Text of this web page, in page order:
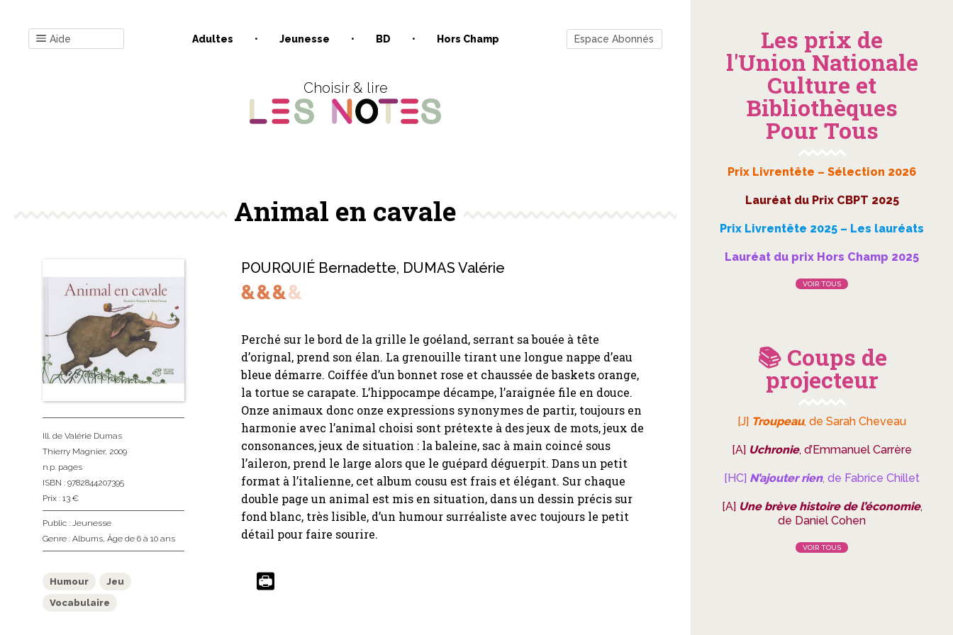
Aide Adultes Jeunesse BD Hors Champ Espace Abonnés
Choisir & lire
Animal en cavale
POURQUIÉ Bernadette, DUMAS Valérie
Perché sur le bord de la grille le goéland, serrant sa bouée à tête
d’orignal, prend son élan. La grenouille tirant une longue nappe d’eau
bleue démarre. Coiffée d’un bonnet rose et chaussée de baskets orange,
la tortue se carapate. L’hippocampe décampe, l’araignée file en douce.
Onze animaux donc onze expressions synonymes de partir, toujours en
harmonie avec l’animal choisi sont prétexte à des jeux de mots, jeux de
consonances, jeux de situation : la baleine, sac à main coincé sous
l’aileron, prend le large alors que le guépard déguerpit. Dans un petit
format à l’italienne, cet album cousu est frais et élégant. Sur chaque
double page un animal est mis en situation, dans un dessin précis sur
fond blanc, très lisible, d’un humour surréaliste avec toujours le petit
détail pour faire sourire.
Ill. de Valérie Dumas
Thierry Magnier, 2009
n.p. pages
ISBN : 9782844207395
Prix : 13 €
Public : Jeunesse
Genre : Albums, Âge de 6 à 10 ans
Humour
Jeu
Vocabulaire
Les prix de
l'Union Nationale
Culture et
Bibliothèques
Pour Tous
Prix Livrentête – Sélection 2026
Lauréat du Prix CBPT 2025
Prix Livrentête 2025 – Les lauréats
Lauréat du prix Hors Champ 2025
VOIR TOUS
📚 Coups de
projecteur
[J] Troupeau, de Sarah Cheveau
[A] Uchronie, d’Emmanuel Carrère
[HC] N’ajouter rien, de Fabrice Chillet
[A] Une brève histoire de l’économie,
de Daniel Cohen
VOIR TOUS